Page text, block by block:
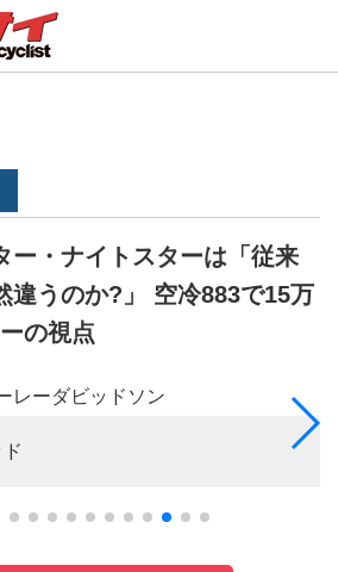
ー・ナイトスターは「従来
違うのか?」 空冷883で15万
の視点